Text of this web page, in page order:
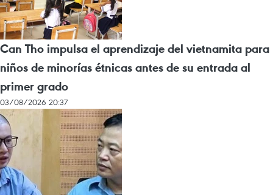
Can Tho impulsa el aprendizaje del vietnamita para
niños de minorías étnicas antes de su entrada al
primer grado
03/08/2026 20:37